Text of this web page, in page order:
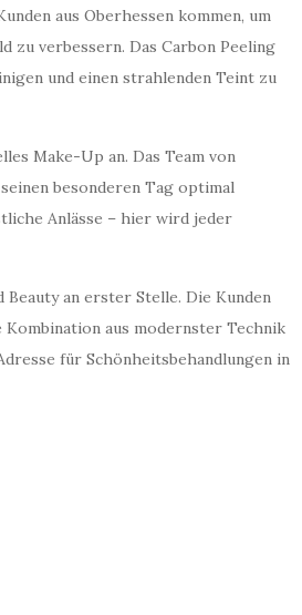
aus Oberhessen kommen, um
zu verbessern. Das Carbon Peeling
und einen strahlenden Teint zu
Make-Up an. Das Team von
besonderen Tag optimal
Anlässe – hier wird jeder
an erster Stelle. Die Kunden
Kombination aus modernster Technik
für Schönheitsbehandlungen in